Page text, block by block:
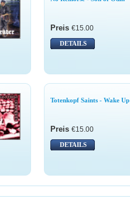
Preis €15.00
DETAILS
Totenkopf Saints - Wake Up
Preis €15.00
DETAILS